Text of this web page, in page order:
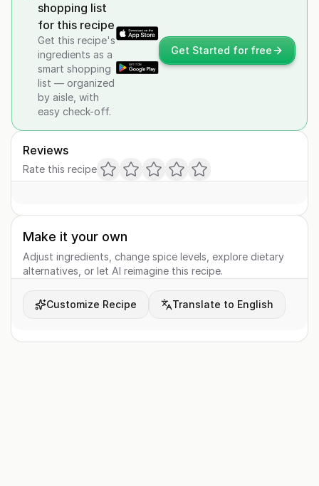
shopping list
for this recipe
Get this recipe's
ingredients as a
smart shopping
list — organized
by aisle, with
easy check-off.
Get Started for free
Reviews
Rate this recipe
Make it your own
Adjust ingredients, change spice levels, explore dietary
alternatives, or let AI reimagine this recipe.
Customize Recipe Translate to English